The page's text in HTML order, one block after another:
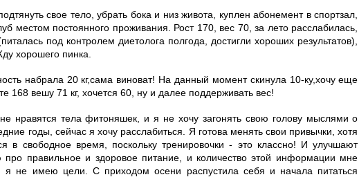
свое тело, убрать бока и низ живота, куплен абонемент в спортзал,
местом постоянного проживания. Рост 170, вес 70, за лето расслабилась,
под контролем диетолога полгода, достигли хороших результатов),
хорошего пинка.
набрала 20 кг,сама виноват! На данный момент скинула 10-ку,хочу еще
168 вешу 71 кг, хочется 60, ну и далее поддерживать вес!
нравятся тела фитоняшек, и я не хочу загонять свою голову мыслями о
годы, сейчас я хочу расслабиться. Я готова менять свои привычки, хотя
в свободное время, поскольку тренировочки - это классно! И улучшают
правильное и здоровое питание, и количество этой информации мне
я не имею цели. С приходом осени распустила себя и начала питаться